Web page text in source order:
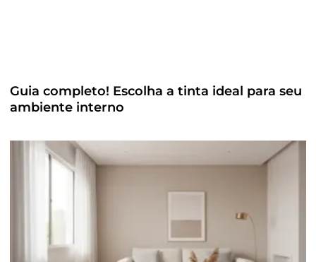
Guia completo! Escolha a tinta ideal para seu
ambiente interno